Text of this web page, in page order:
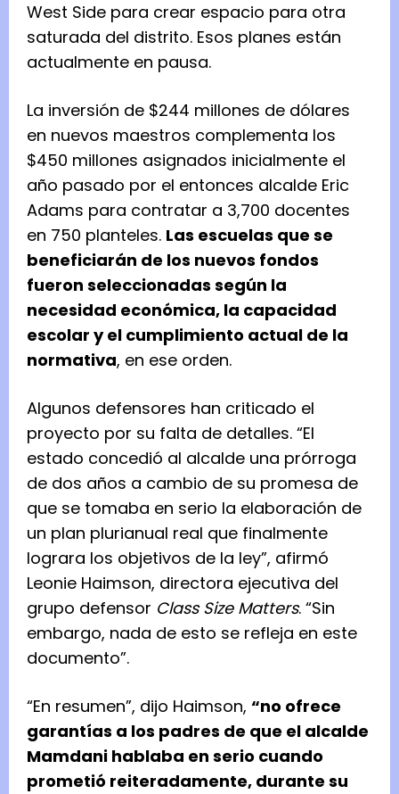
West Side para crear espacio para otra
saturada del distrito. Esos planes están
actualmente en pausa.
La inversión de $244 millones de dólares
en nuevos maestros complementa los
$450 millones asignados inicialmente el
año pasado por el entonces alcalde Eric
Adams para contratar a 3,700 docentes
en 750 planteles. Las escuelas que se
beneficiarán de los nuevos fondos
fueron seleccionadas según la
necesidad económica, la capacidad
escolar y el cumplimiento actual de la
normativa, en ese orden.
Algunos defensores han criticado el
proyecto por su falta de detalles. “El
estado concedió al alcalde una prórroga
de dos años a cambio de su promesa de
que se tomaba en serio la elaboración de
un plan plurianual real que finalmente
lograra los objetivos de la ley”, afirmó
Leonie Haimson, directora ejecutiva del
grupo defensor Class Size Matters. “Sin
embargo, nada de esto se refleja en este
documento”.
“En resumen”, dijo Haimson, “no ofrece
garantías a los padres de que el alcalde
Mamdani hablaba en serio cuando
prometió reiteradamente, durante su